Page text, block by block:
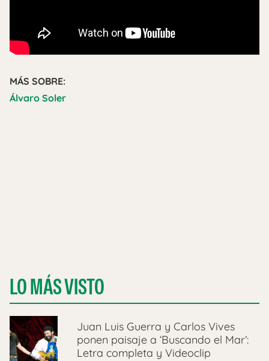
MÁS SOBRE:
Álvaro Soler
LO MÁS VISTO
Juan Luis Guerra y Carlos Vives
ponen paisaje a ‘Buscando el Mar’:
Letra completa y Videoclip